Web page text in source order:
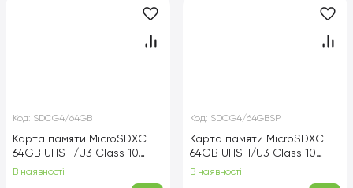
Код: SDCG4/64GB
Карта памяти MicroSDXC
64GB UHS-I/U3 Class 10
Kingston Canvas Go! Plus
R200/W200MB/s + SD-
В наявності
Код: SDCG4/64GBSP
Карта памяти MicroSDXC
64GB UHS-I/U3 Class 10
Kingston Canvas Go! Plus
В наявності